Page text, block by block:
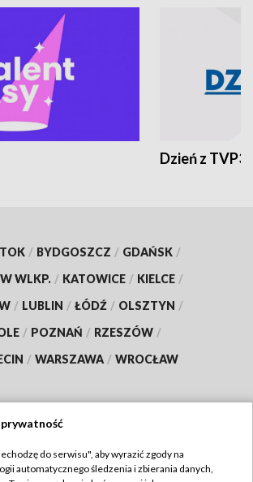
Dzień z TVP3
/ BYDGOSZCZ / GDAŃSK /
WLKP. / KATOWICE / KIELCE /
/ LUBLIN / ŁÓDŹ / OLSZTYN /
/ POZNAŃ / RZESZÓW /
/ WARSZAWA / WROCŁAW
TVP
do serwisu", aby wyrazić zgody na
automatycznego śledzenia i zbierania danych,